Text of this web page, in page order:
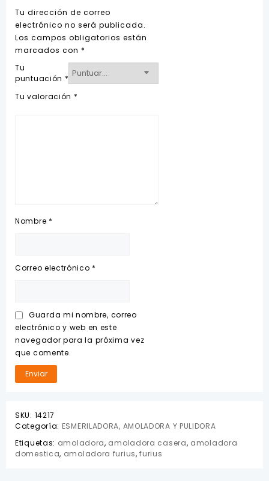
Tu dirección de correo
electrónico no será publicada.
Los campos obligatorios están
marcados con *
Tu
puntuación *
Tu valoración *
Nombre *
Correo electrónico *
Guarda mi nombre, correo
electrónico y web en este
navegador para la próxima vez
que comente.
SKU: 14217
Categoría: ESMERILADORA, AMOLADORA Y PULIDORA
Etiquetas: amoladora, amoladora casera, amoladora
domestica, amoladora furius,furius